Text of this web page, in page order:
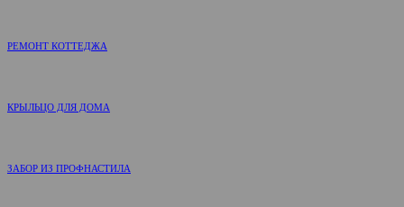
РЕМОНТ КОТТЕДЖА
КРЫЛЬЦО ДЛЯ ДОМА
ЗАБОР ИЗ ПРОФНАСТИЛА